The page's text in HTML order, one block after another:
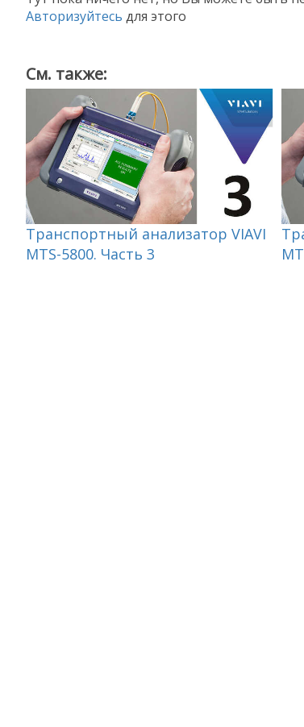
Авторизуйтесь для этого
См. также:
Транспортный анализатор VIAVI
MTS-5800. Часть 3